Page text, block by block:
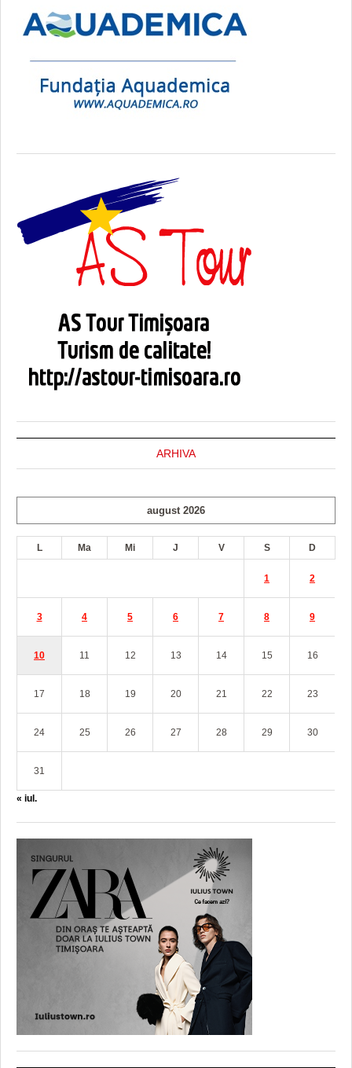
ARHIVA
august 2026
L Ma Mi J V S D
1 2
3 4 5 6 7 8 9
10 11 12 13 14 15 16
17 18 19 20 21 22 23
24 25 26 27 28 29 30
31
« iul.